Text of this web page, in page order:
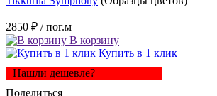
2850 ₽ / пог.м
В корзину
Купить в 1 клик
Нашли дешевле?
Поделиться